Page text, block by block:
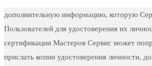
дополнительную информацию, которую
Пользователей для удостоверения их
сертификации Мастеров Сервис может
прислать копии удостоверения личности,